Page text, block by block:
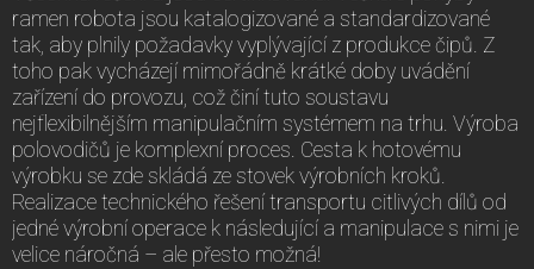
ramen robota jsou katalogizované a standardizované
tak, aby plnily požadavky vyplývající z produkce čipů. Z
toho pak vycházejí mimořádně krátké doby uvádění
zařízení do provozu, což činí tuto soustavu
nejflexibilnějším manipulačním systémem na trhu. Výroba
polovodičů je komplexní proces. Cesta k hotovému
výrobku se zde skládá ze stovek výrobních kroků.
Realizace technického řešení transportu citlivých dílů od
jedné výrobní operace k následující a manipulace s nimi je
velice náročná – ale přesto možná!